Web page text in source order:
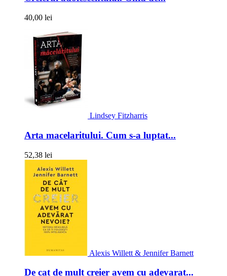
40,00 lei
Lindsey Fitzharris
Arta macelaritului. Cum s-a luptat...
52,38 lei
Alexis Willett & Jennifer Barnett
De cat de mult creier avem cu adevarat...